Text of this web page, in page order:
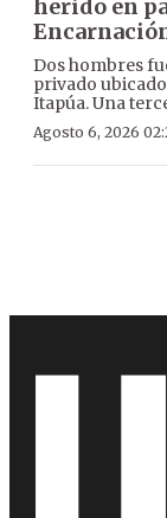
herido en
Dos hombres
privado
Itapúa. Una
Agosto 6, 2026